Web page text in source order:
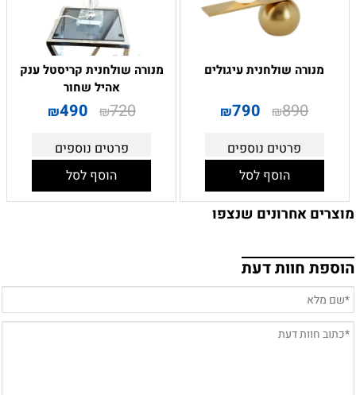
מנורה שולחנית עיגולים
₪890
₪790
פרטים נוספים
הוסף לסל
מנורה שולחנית קריסטל ענק
אהיל שחור
₪720
₪490
פרטים נוספים
הוסף לסל
מוצרים אחרונים שנצפו
הוספת חוות דעת